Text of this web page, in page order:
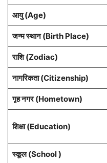
आयु (Age)
जन्म स्थान (Birth Place)
राशि (Zodiac)
नागरिकता (Citizenship)
गृह नगर (Hometown)
शिक्षा (Education)
स्कूल (School )